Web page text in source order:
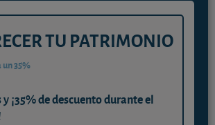
TU PATRIMONIO
35%
¡35% de descuento durante el